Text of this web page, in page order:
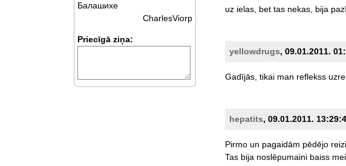
uz ielas, bet tas nekas, bija
yellowdrugs, 09.01.2011.
Gadījās, tikai man reflekss
hepatits, 09.01.2011.
Pirmo un pagaidām pēdējo reizi
Tas bija noslēpumaini baiss
Балашихе
CharlesViorp
Priecīgā ziņa: